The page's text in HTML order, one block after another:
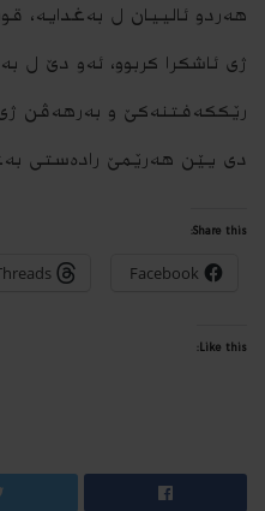
هه‌ردو ئالییان ل به‌غدایه‌،
ژى ئاشكرا كربوو، ئه‌و دێ ل
رێككه‌فتنه‌كێ و به‌رهه‌ڤن
دى یێن هه‌رێمێ راده‌ستى
Share this:
Facebook
Like this: